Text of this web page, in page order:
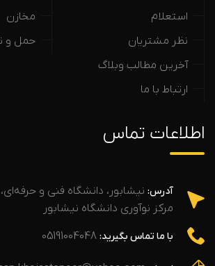
مخازن
حمل و
استعلام
نظر مشتریان
آخرین مطالب وبلاگ
ارتباط با ما
اطلاعات تماس
آدرس: نیشابور، دانشگاه فنی و
مرکز نوآوری دانشگاه نیشابور
با ما تماس بگیرید: